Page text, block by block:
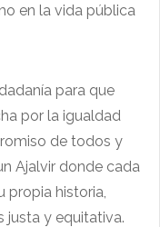
en la vida pública
para que
por la igualdad
de todos y
Ajalvir donde cada
propia historia,
justa y equitativa.